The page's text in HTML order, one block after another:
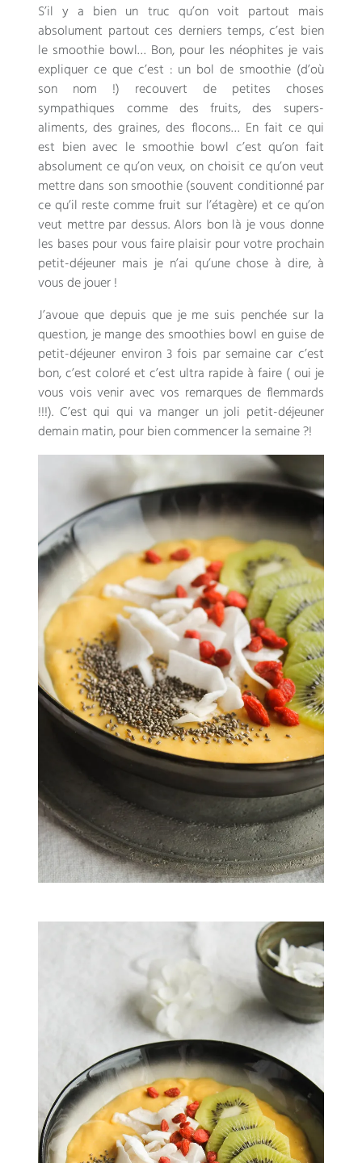
S’il y a bien un truc qu’on voit partout mais
absolument partout ces derniers temps, c’est bien
le smoothie bowl… Bon, pour les néophites je vais
expliquer ce que c’est : un bol de smoothie (d’où
son nom !) recouvert de petites choses
sympathiques comme des fruits, des supers-
aliments, des graines, des flocons… En fait ce qui
est bien avec le smoothie bowl c’est qu’on fait
absolument ce qu’on veux, on choisit ce qu’on veut
mettre dans son smoothie (souvent conditionné par
ce qu’il reste comme fruit sur l’étagère) et ce qu’on
veut mettre par dessus. Alors bon là je vous donne
les bases pour vous faire plaisir pour votre prochain
petit-déjeuner mais je n’ai qu’une chose à dire, à
vous de jouer !
J’avoue que depuis que je me suis penchée sur la
question, je mange des smoothies bowl en guise de
petit-déjeuner environ 3 fois par semaine car c’est
bon, c’est coloré et c’est ultra rapide à faire ( oui je
vous vois venir avec vos remarques de flemmards
!!!). C’est qui qui va manger un joli petit-déjeuner
demain matin, pour bien commencer la semaine ?!